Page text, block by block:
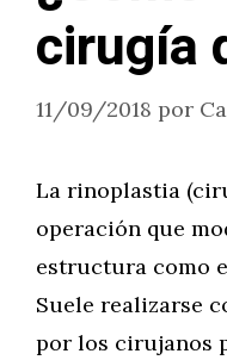
cirugía
11/09/2018 por
La rinoplastia
operación que
estructura como
Suele realizarse
por los cirujanos